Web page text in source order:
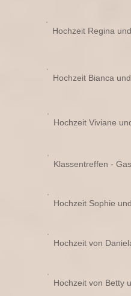
Hochzeit Regina
Hochzeit Bianca
Hochzeit Viviane
Klassentreffen -
Hochzeit Sophie
Hochzeit von
Hochzeit von Betty